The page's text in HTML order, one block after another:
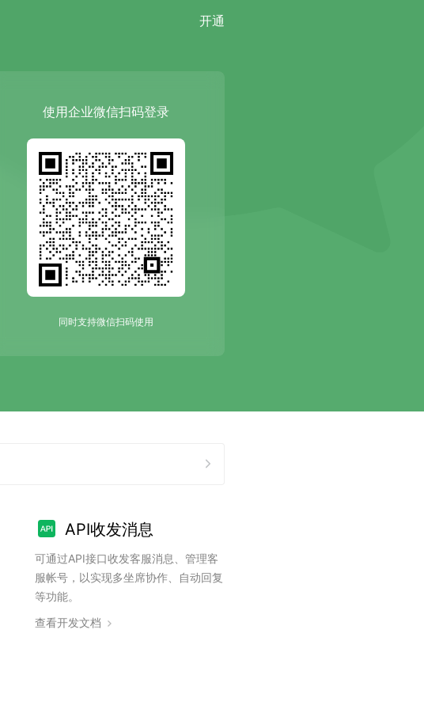
开通
使用企业微信扫码登录
同时支持微信扫码使用
API收发消息
可通过API接口收发客服消息、管理客
服帐号，以实现多坐席协作、自动回复
等功能。
查看开发文档